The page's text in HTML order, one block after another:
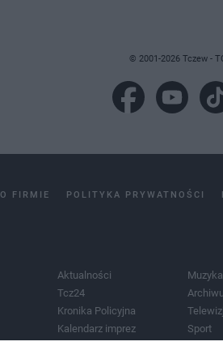
© 2001-2026 Tczew -
O FIRMIE POLITYKA PRYWATNOŚCI
Aktualności
Tcz24
Kronika Policyjna
Kalendarz imprez
Sport